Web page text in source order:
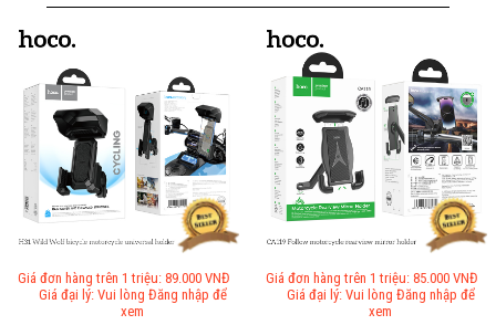
Giá đơn hàng trên 1 triệu: 89.000 VNĐ
Giá đại lý: Vui lòng Đăng nhập để
xem
Giá đơn hàng trên 1 triệu: 85.000 VNĐ
Giá đại lý: Vui lòng Đăng nhập để
xem